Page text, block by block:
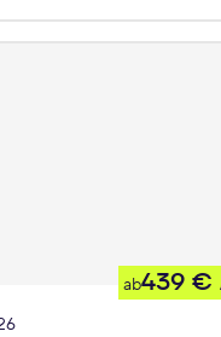
ab439 €